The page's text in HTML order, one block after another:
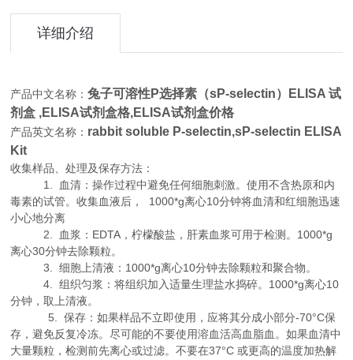
详细介绍
产品中文名称：兔子可溶性P选择素（sP-selectin）ELISA 试
剂盒 ,ELISA试剂盒格,ELISA试剂盒价格
产品英文名称： rabbit soluble P-selectin,sP-selectin ELISA
Kit
收集样品、处理及保存方法：
1. 血清：操作过程中避免任何细胞刺激。使用不含热原和内
毒素的试管。收集血液后， 1000*g离心10分钟将血清和红细胞迅速
小心地分离
2. 血浆：EDTA，柠檬酸盐，肝素血浆可用于检测。1000*g
离心30分钟去除颗粒。
3. 细胞上清液：1000*g离心10分钟去除颗粒和聚合物。
4. 组织匀浆：将组织加入适量生理盐水捣碎。1000*g离心10
分钟，取上清液。
5. 保存：如果样品不立即使用，应将其分成小部分-70°C保
存，避免反复冷冻。尽可能的不要使用溶血活高血脂血。如果血清中
大量颗粒，检测前先离心或过滤。不要在37°C 或更高的温度加热解